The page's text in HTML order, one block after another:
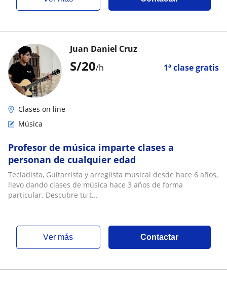
S/20/h 1ª clase gratis
Juan Daniel Cruz
Clases on line
Música
Profesor de música imparte clases a
personan de cualquier edad
Tecladista, Guitarrista y arreglista musical desde hace 6 años,
llevo dando clases de música hace 3 años de forma
particular. Descubre tu t...
ver más Contactar